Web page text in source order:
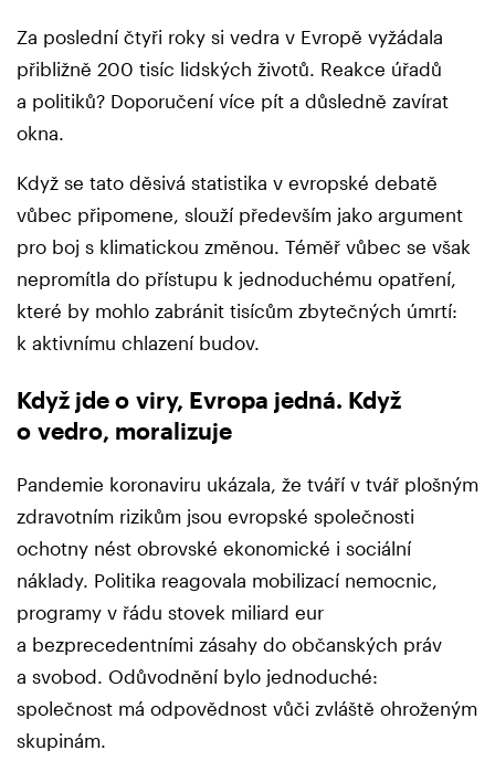
Za poslední čtyři roky si vedra v Evropě vyžádala
přibližně 200 tisíc lidských životů. Reakce úřadů
a politiků? Doporučení více pít a důsledně zavírat
okna.
Když se tato děsivá statistika v evropské debatě
vůbec připomene, slouží především jako argument
pro boj s klimatickou změnou. Téměř vůbec se však
nepromítla do přístupu k jednoduchému opatření,
které by mohlo zabránit tisícům zbytečných úmrtí:
k aktivnímu chlazení budov.
Když jde o viry, Evropa jedná. Když
o vedro, moralizuje
Pandemie koronaviru ukázala, že tváří v tvář plošným
zdravotním rizikům jsou evropské společnosti
ochotny nést obrovské ekonomické i sociální
náklady. Politika reagovala mobilizací nemocnic,
programy v řádu stovek miliard eur
a bezprecedentními zásahy do občanských práv
a svobod. Odůvodnění bylo jednoduché:
společnost má odpovědnost vůči zvláště ohroženým
skupinám.